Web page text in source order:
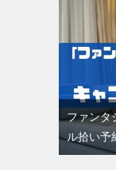
ファンタ
ル拾い予